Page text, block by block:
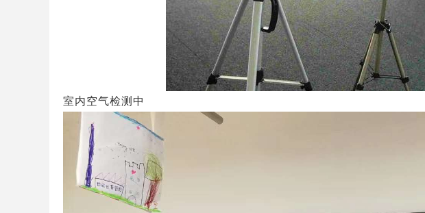
室内空气检测中